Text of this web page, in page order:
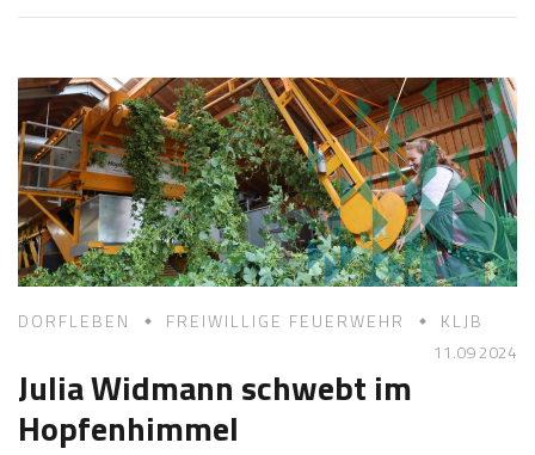
4
1
0
2
0
2
4
o
e
f
K
a
s
t
l
DORFLEBEN FREIWILLIGE FEUERWEHR
KLJB
11.09 2024
Julia Widmann schwebt im
Hopfenhimmel